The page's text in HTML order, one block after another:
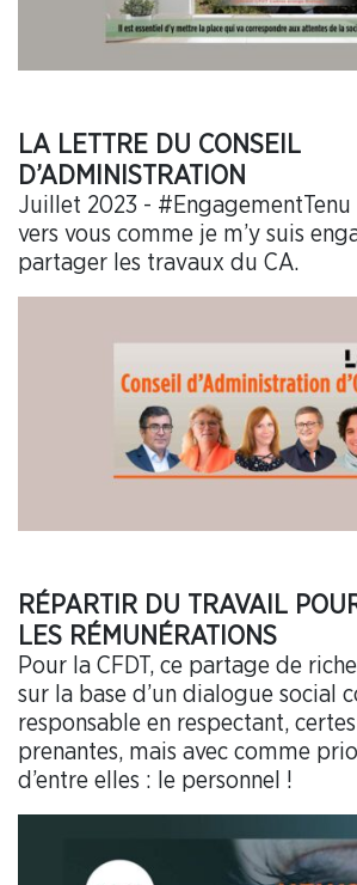
LA LETTRE DU CONSEIL
D’ADMINISTRATION
Juillet 2023 - #EngagementTenu
vers vous comme je m’y suis
partager les travaux du CA.
RÉPARTIR DU TRAVAIL
LES RÉMUNÉRATIONS
Pour la CFDT, ce partage de
sur la base d’un dialogue social
responsable en respectant,
prenantes, mais avec comme
d’entre elles : le personnel !